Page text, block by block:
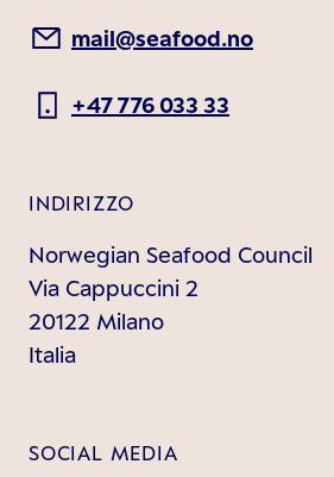
mail@seafood.no
+47 776 033 33
INDIRIZZO
Norwegian Seafood Council
Via Cappuccini 2
20122 Milano
Italia
SOCIAL MEDIA